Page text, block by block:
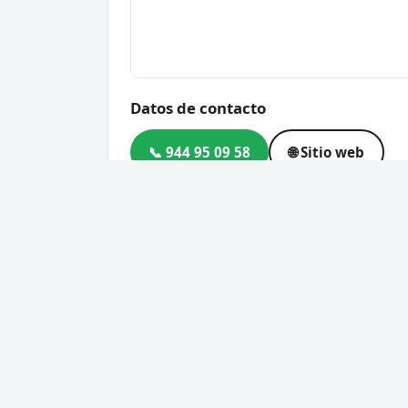
Datos de contacto
📞 944 95 09 58 🌐 Sitio web